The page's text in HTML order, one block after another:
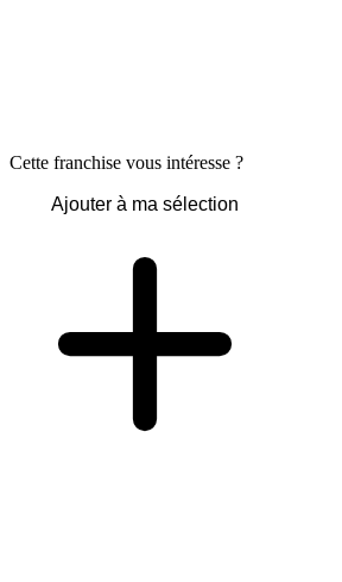
Cette franchise vous intéresse ?
Ajouter à ma sélection